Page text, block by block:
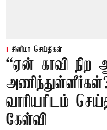
சினிமா செய்திகள்
“ஏன் காவி
வாரியரிடம்
கேள்வி